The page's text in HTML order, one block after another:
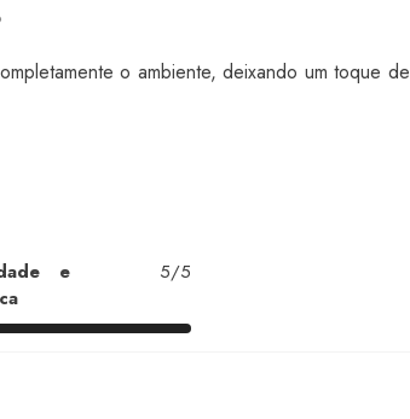
o ambiente, deixando um toque
e
5/5